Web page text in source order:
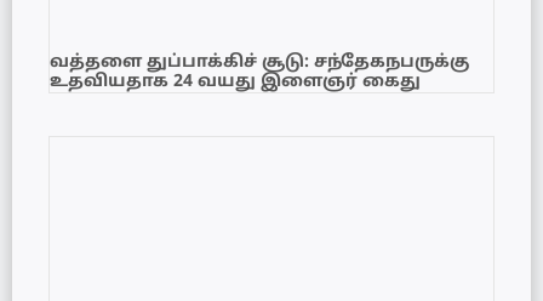
வத்தளை துப்பாக்கிச் சூடு: சந்தேகநபருக்கு
உதவியதாக 24 வயது இளைஞர் கைது